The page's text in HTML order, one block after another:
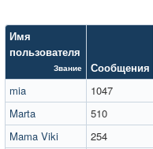
Имя
пользователя
Звание Сообщения
mia
1047
Marta
510
Mama Viki
254